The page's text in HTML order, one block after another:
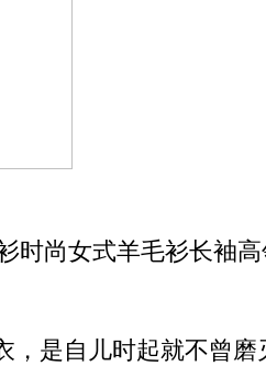
时尚女式羊毛衫长袖
，是自儿时起就不曾磨